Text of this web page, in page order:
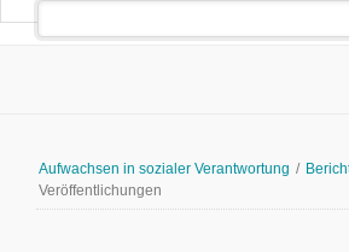
Aufwachsen in sozialer Verantwortung /
Veröffentlichungen